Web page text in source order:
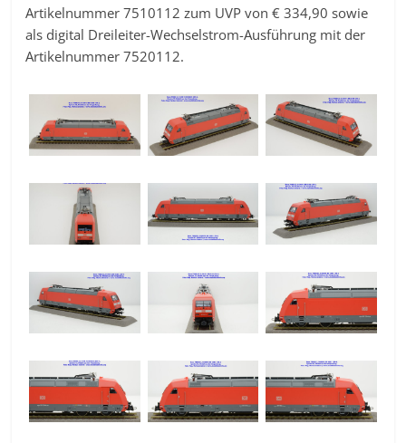
Artikelnummer 7510112 zum UVP von € 334,90 sowie
als digital Dreileiter-Wechselstrom-Ausführung mit der
Artikelnummer 7520112.